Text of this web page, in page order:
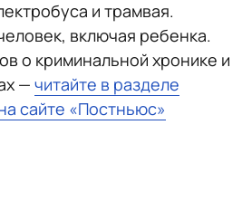
и трамвая.
включая ребенка.
о криминальной хронике и
— читайте в разделе
сайте «Постньюс»